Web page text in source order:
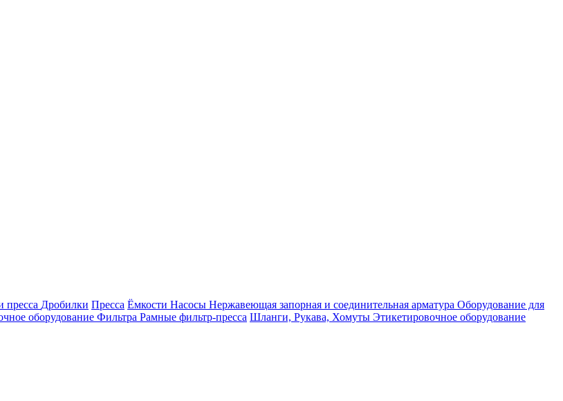
пресса Дробилки Пресса Ёмкости Насосы Нержавеющая запорная и соединительная арматура Оборудование для
оборудование Фильтра Рамные фильтр-пресса Шланги, Рукава, Хомуты Этикетировочное оборудование